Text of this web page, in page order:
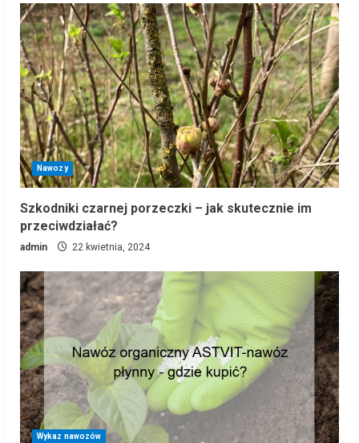
Nawozy
Szkodniki czarnej porzeczki – jak skutecznie im
przeciwdziałać?
admin 22 kwietnia, 2024
Wykaz nawozów